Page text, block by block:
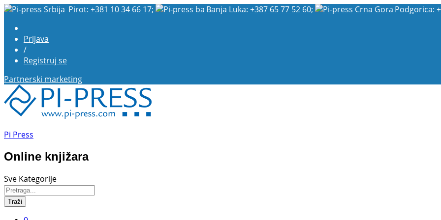
Pirot: +381 10 34 66 17; Banja Luka: +387 65 77 52 60; Podgorica:
Prijava
/
Registruj se
Partnerski marketing
Pi Press
Online knjižara
Sve Kategorije
Traži